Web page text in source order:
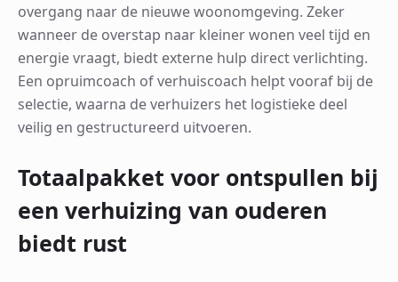
overgang naar de nieuwe woonomgeving. Zeker
wanneer de overstap naar kleiner wonen veel tijd en
energie vraagt, biedt externe hulp direct verlichting.
Een opruimcoach of verhuiscoach helpt vooraf bij de
selectie, waarna de verhuizers het logistieke deel
veilig en gestructureerd uitvoeren.
Totaalpakket voor ontspullen bij
een verhuizing van ouderen
biedt rust